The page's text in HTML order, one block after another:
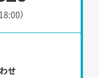
）
せ